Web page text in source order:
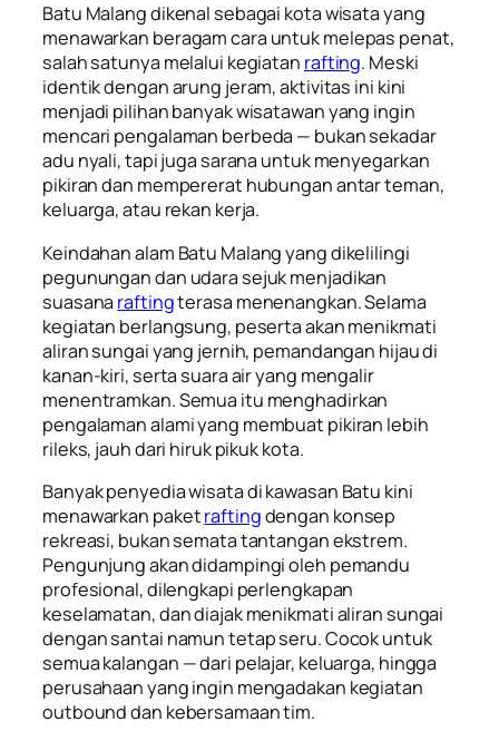
Batu Malang dikenal sebagai kota wisata yang
menawarkan beragam cara untuk melepas penat,
salah satunya melalui kegiatan rafting. Meski
identik dengan arung jeram, aktivitas ini kini
menjadi pilihan banyak wisatawan yang ingin
mencari pengalaman berbeda — bukan sekadar
adu nyali, tapi juga sarana untuk menyegarkan
pikiran dan mempererat hubungan antar teman,
keluarga, atau rekan kerja.
Keindahan alam Batu Malang yang dikelilingi
pegunungan dan udara sejuk menjadikan
suasana raftingterasa menenangkan. Selama
kegiatan berlangsung, peserta akan menikmati
aliran sungai yang jernih, pemandangan hijau di
kanan-kiri, serta suara air yang mengalir
menentramkan. Semua itu menghadirkan
pengalaman alami yang membuat pikiran lebih
rileks, jauh dari hiruk pikuk kota.
Banyak penyedia wisata di kawasan Batu kini
menawarkan paketraftingdengan konsep
rekreasi, bukan semata tantangan ekstrem.
Pengunjung akan didampingi oleh pemandu
profesional, dilengkapi perlengkapan
keselamatan, dan diajak menikmati aliran sungai
dengan santai namun tetap seru. Cocok untuk
semua kalangan — dari pelajar, keluarga, hingga
perusahaan yang ingin mengadakan kegiatan
outbound dan kebersamaan tim.